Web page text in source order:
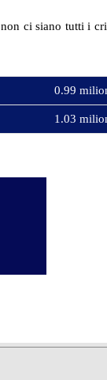
ci siano tutti i
0.99
1.03